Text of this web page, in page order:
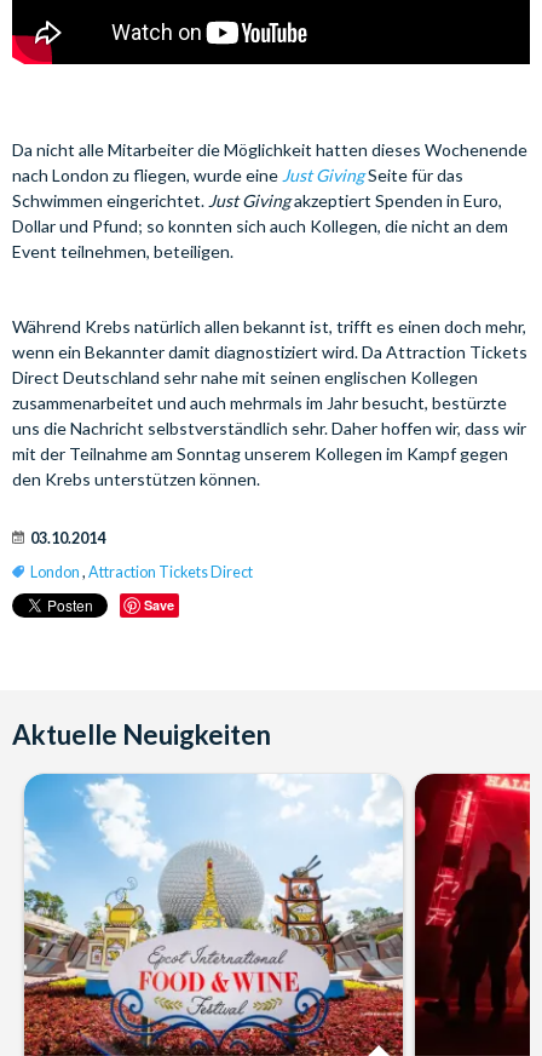
Da nicht alle Mitarbeiter die Möglichkeit hatten dieses Wochenende
nach London zu fliegen, wurde eine Just GivingSeite für das
Schwimmen eingerichtet. Just Givingakzeptiert Spenden in Euro,
Dollar und Pfund; so konnten sich auch Kollegen, die nicht an dem
Event teilnehmen, beteiligen.
Während Krebs natürlich allen bekannt ist, trifft es einen doch mehr,
wenn ein Bekannter damit diagnostiziert wird. Da Attraction Tickets
Direct Deutschland sehr nahe mit seinen englischen Kollegen
zusammenarbeitet und auch mehrmals im Jahr besucht, bestürzte
uns die Nachricht selbstverständlich sehr. Daher hoffen wir, dass wir
mit der Teilnahme am Sonntag unserem Kollegen im Kampf gegen
den Krebs unterstützen können.
03.10.2014
London , Attraction Tickets Direct
Save
Aktuelle Neuigkeiten